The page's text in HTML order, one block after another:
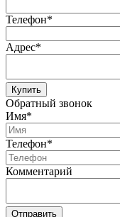
Телефон*
Адрес*
Купить
Обратный звонок
Имя*
Телефон*
Комментарий
Отправить